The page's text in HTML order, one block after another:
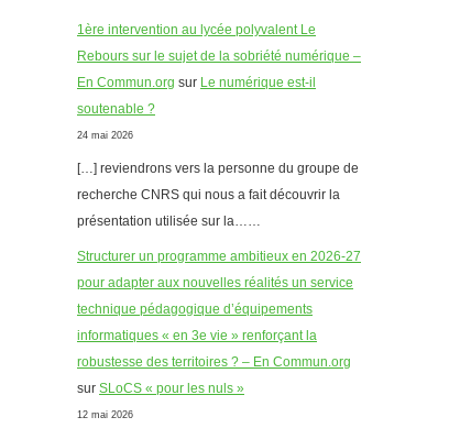
1ère intervention au lycée polyvalent Le
Rebours sur le sujet de la sobriété numérique –
En Commun.org sur Le numérique est-il
soutenable ?
24 mai 2026
[…] reviendrons vers la personne du groupe de
recherche CNRS qui nous a fait découvrir la
présentation utilisée sur la……
Structurer un programme ambitieux en 2026-27
pour adapter aux nouvelles réalités un service
technique pédagogique d’équipements
informatiques « en 3e vie » renforçant la
robustesse des territoires ? – En Commun.org
sur SLoCS « pour les nuls »
12 mai 2026